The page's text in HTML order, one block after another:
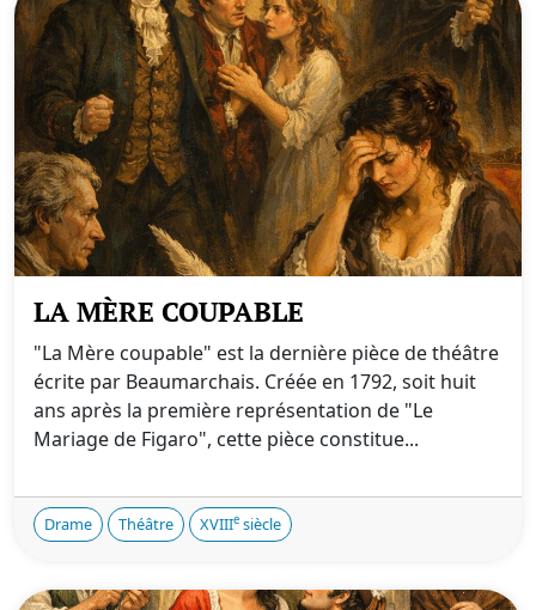
LA MÈRE COUPABLE
"La Mère coupable" est la dernière pièce de théâtre
écrite par Beaumarchais. Créée en 1792, soit huit
ans après la première représentation de "Le
Mariage de Figaro", cette pièce constitue...
Drame Théâtre XVIIIe siècle